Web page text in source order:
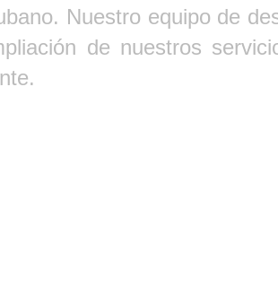
Nuestro equipo de
de nuestros